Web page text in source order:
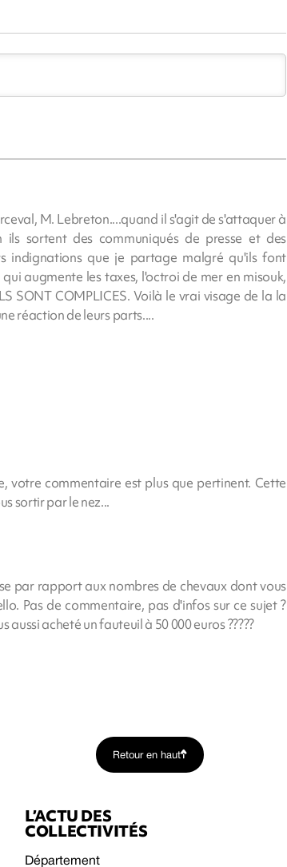
M. Lebreton....quand il s'agit de s'attaquer à
sortent des communiqués de presse et des
indignations que je partage malgré qu'ils font
augmente les taxes, l'octroi de mer en misouk,
SONT COMPLICES. Voilà le vrai visage de la la
réaction de leurs parts....
votre commentaire est plus que pertinent. Cette
sortir par le nez...
par rapport aux nombres de chevaux dont vous
Pas de commentaire, pas d'infos sur ce sujet ?
aussi acheté un fauteuil à 50 000 euros ?????
Retour en haut
L’ACTU DES
COLLECTIVITÉS
Département